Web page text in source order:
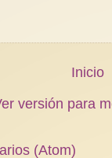
Inicio
versión para
(Atom)